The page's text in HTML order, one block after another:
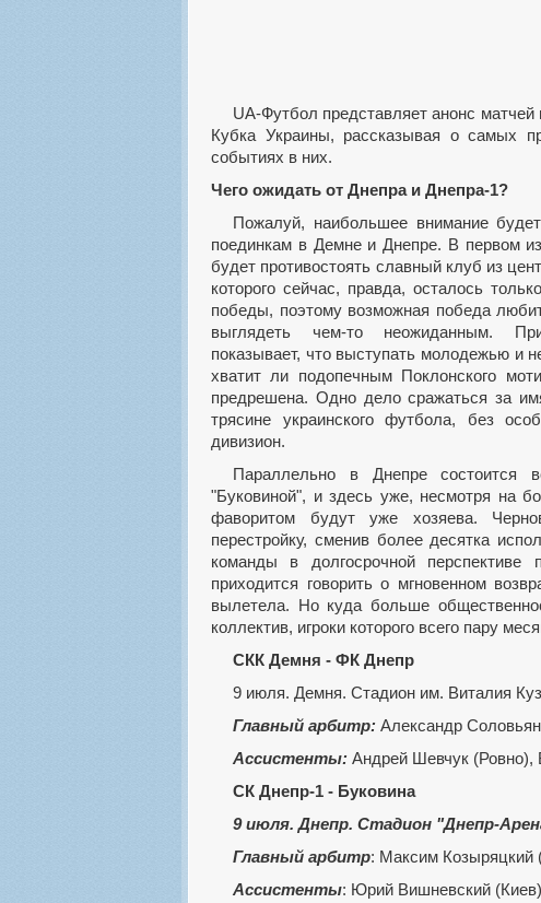
UA-Футбол представляет анонс матчей первого раунда
Кубка Украины, рассказывая о самых
событиях в них.
Чего ожидать от Днепра и Днепра-1?
Пожалуй, наибольшее внимание будет привлечено к
поединкам в Демне и Днепре. В первом
будет противостоять славный клуб из
которого сейчас, правда, осталось
победы, поэтому возможная победа
выглядеть чем-то неожиданным.
показывает, что выступать молодежью и
хватит ли подопечным Поклонского
предрешена. Одно дело сражаться за
трясине украинского футбола, без
дивизион.
Параллельно в Днепре состоится встреча между новосозданным "Днепр-1" и
"Буковиной", и здесь уже, несмотря на
фаворитом будут уже хозяева.
перестройку, сменив более десятка
команды в долгосрочной
приходится говорить о мгновенном
вылетела. Но куда больше
коллектив, игроки которого всего пару
СКК Демня - ФК Днепр
9 июля. Демня. Стадион им. Виталия
Главный арбитр: Александр
Ассистенты: Андрей Шевчук
СК Днепр-1 - Буковина
9 июля. Днепр. Стадион "Днепр-
Главный арбитр: Максим Козыряцкий
Ассистенты: Юрий Вишневский